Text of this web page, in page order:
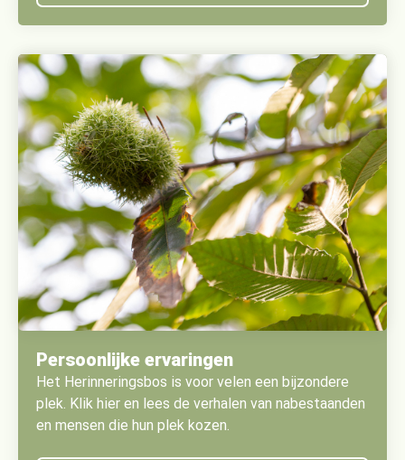
Persoonlijke ervaringen
Het Herinneringsbos is voor velen een bijzondere
plek. Klik hier en lees de verhalen van nabestaanden
en mensen die hun plek kozen.